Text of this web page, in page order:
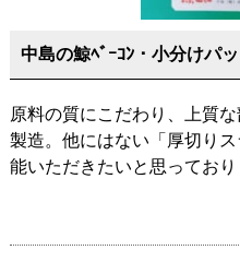
中島の鯨ﾍﾞｰｺﾝ・小分けパ
原料の質にこだわり、上質
製造。他にはない「厚切り
能いただきたいと思っており